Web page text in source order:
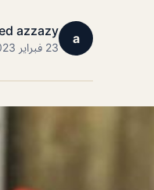
a
azzazy
23 فبراير 2023 · 1 دقائق قراءة